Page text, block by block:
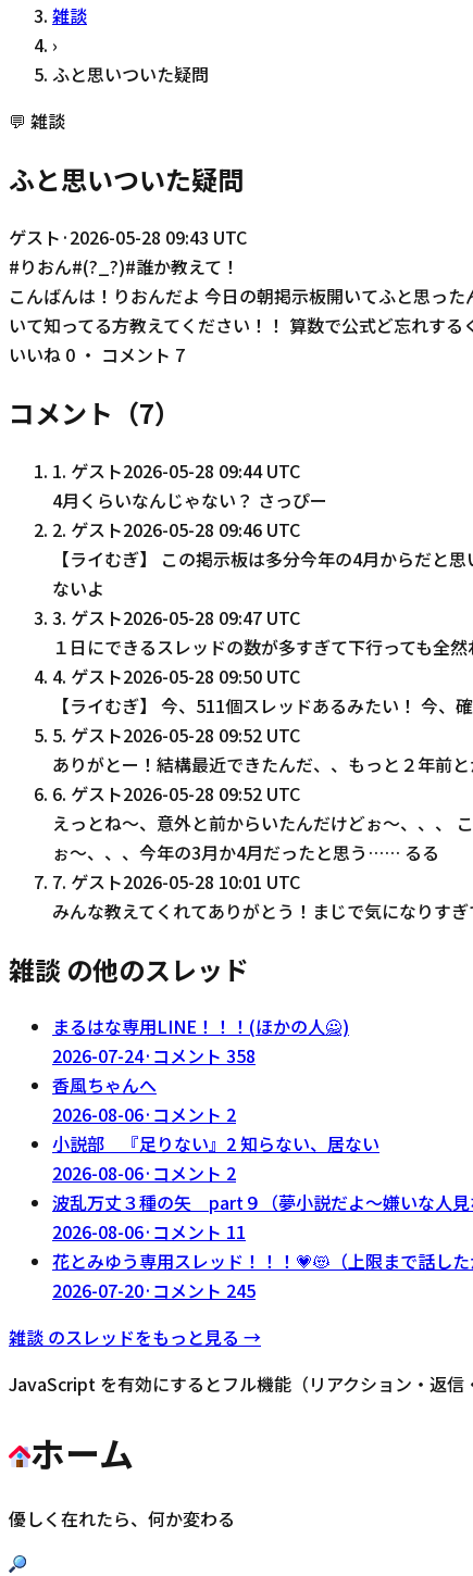
雑談
›
ふと思いついた疑問
💬 雑談
ふと思いついた疑問
ゲスト ·2026-05-28 09:43 UTC
#りおん#(?_?)#誰か教えて！
こんばんは！りおんだよ 今日の朝掲示板開いてふと思っ
いて知ってる方教えてください！！ 算数で公式ど忘れす
いいね 0 ・ コメント 7
コメント（7）
1. ゲスト2026-05-28 09:44 UTC
4月くらいなんじゃない？ さっぴー
2. ゲスト2026-05-28 09:46 UTC
【ライむぎ】 この掲示板は多分今年の4月からだ
ないよ
3. ゲスト2026-05-28 09:47 UTC
１日にできるスレッドの数が多すぎて下行っても全
4. ゲスト2026-05-28 09:50 UTC
【ライむぎ】 今、511個スレッドあるみたい！ 今、
5. ゲスト2026-05-28 09:52 UTC
ありがとー！結構最近できたんだ、、もっと２年前
6. ゲスト2026-05-28 09:52 UTC
えっとね〜、意外と前からいたんだけどぉ〜、、、
ぉ〜、、、今年の3月か4月だったと思う…… るる
7. ゲスト2026-05-28 10:01 UTC
みんな教えてくれてありがとう！まじで気になりす
雑談 の他のスレッド
まるはな専用LINE！！！(ほかの人🙅)
2026-07-24· コメント 358
香風ちゃんへ
2026-08-06· コメント 2
小説部 『足りない』2 知らない、居ない
2026-08-06· コメント 2
波乱万丈３種の矢 part９（夢小説だよ～嫌いな人見
2026-08-06· コメント 11
花とみゆう専用スレッド！！！💗😻（上限まで話した
2026-07-20· コメント 245
雑談 のスレッドをもっと見る →
JavaScript を有効にするとフル機能（リアクション・返信
ホーム
優しく在れたら、何か変わる